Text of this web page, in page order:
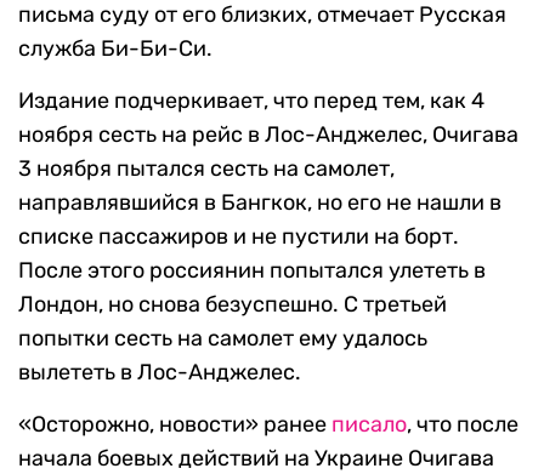
письма суду от его близких, отмечает Русская
служба Би-Би-Си.
Издание подчеркивает, что перед тем, как 4
ноября сесть на рейс в Лос-Анджелес, Очигава
3 ноября пытался сесть на самолет,
направлявшийся в Бангкок, но его не нашли в
списке пассажиров и не пустили на борт.
После этого россиянин попытался улететь в
Лондон, но снова безуспешно. С третьей
попытки сесть на самолет ему удалось
вылететь в Лос-Анджелес.
«Осторожно, новости» ранее писало, что после
начала боевых действий на Украине Очигава